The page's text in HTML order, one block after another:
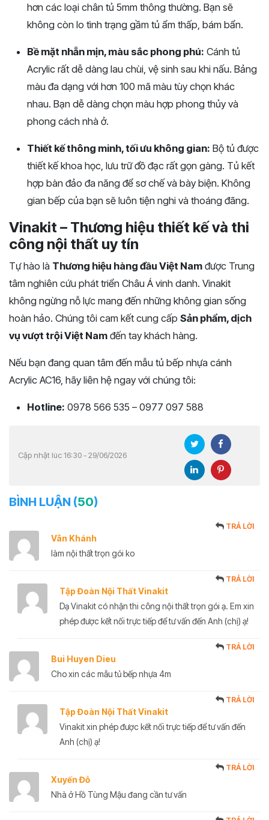
hơn các loại chân tủ 5mm thông thường. Bạn sẽ
không còn lo tình trạng gầm tủ ẩm thấp, bám bẩn.
Bề mặt nhẵn mịn, màu sắc phong phú: Cánh tủ
Acrylic rất dễ dàng lau chùi, vệ sinh sau khi nấu. Bảng
màu đa dạng với hơn 100 mã màu tùy chọn khác
nhau. Bạn dễ dàng chọn màu hợp phong thủy và
phong cách nhà ở.
Thiết kế thông minh, tối ưu không gian: Bộ tủ được
thiết kế khoa học, lưu trữ đồ đạc rất gọn gàng. Tủ kết
hợp bàn đảo đa năng để sơ chế và bày biện. Không
gian bếp của bạn sẽ luôn tiện nghi và thoáng đãng.
Vinakit – Thương hiệu thiết kế và thi
công nội thất uy tín
Tự hào là Thương hiệu hàng đầu Việt Nam được Trung
tâm nghiên cứu phát triển Châu Á vinh danh. Vinakit
không ngừng nỗ lực mang đến những không gian sống
hoàn hảo. Chúng tôi cam kết cung cấp Sản phẩm, dịch
vụ vượt trội Việt Nam đến tay khách hàng.
Nếu bạn đang quan tâm đến mẫu tủ bếp nhựa cánh
Acrylic AC16, hãy liên hệ ngay với chúng tôi:
Hotline: 0978 566 535 – 0977 097 588
Cập nhật lúc 16:30 - 29/06/2026
BÌNH LUẬN (50)
Vân Khánh
TRẢ LỜI
làm nội thất trọn gói ko
Tập Đoàn Nội Thất Vinakit
TRẢ LỜI
Dạ Vinakit có nhận thi công nội thất trọn gói ạ. Em xin
phép được kết nối trực tiếp để tư vấn đến Anh (chị) ạ!
Bui Huyen Dieu
TRẢ LỜI
Cho xin các mẫu tủ bếp nhựa 4m
Tập Đoàn Nội Thất Vinakit
TRẢ LỜI
Vinakit xin phép được kết nối trực tiếp để tư vấn đến
Anh (chị) ạ!
Xuyến Đỗ
TRẢ LỜI
Nhà ở Hồ Tùng Mậu đang cần tư vấn